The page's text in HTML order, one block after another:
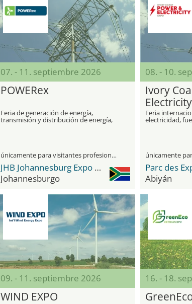
07. - 11. septiembre 2026
POWERex
Feria de generación de energía,
transmisión y distribución de energía,
aplicación de energía y energías
únicamente para visitantes profesionales
JHB Johannesburg Expo Centre
Johannesburgo
08. - 10.
Ivory
Feria
electricidad,
alternativas y
Abiyán
09. - 11. septiembre 2026
WIND EXPO
16. - 18.